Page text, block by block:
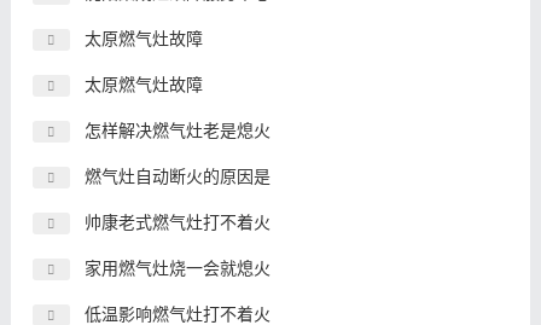
太原燃气灶故障
太原燃气灶故障
怎样解决燃气灶老是熄火
燃气灶自动断火的原因是
帅康老式燃气灶打不着火
家用燃气灶烧一会就熄火
低温影响燃气灶打不着火